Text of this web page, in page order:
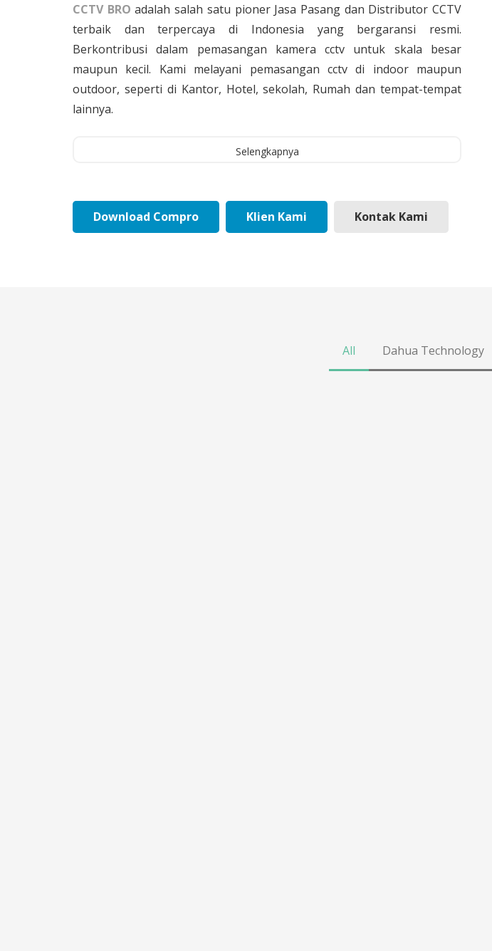
CCTV BRO adalah salah satu pioner Jasa Pasang dan Distributor CCTV
terbaik dan terpercaya di Indonesia yang bergaransi resmi.
Berkontribusi dalam pemasangan kamera cctv untuk skala besar
maupun kecil. Kami melayani pemasangan cctv di indoor maupun
outdoor, seperti di Kantor, Hotel, sekolah, Rumah dan tempat-tempat
lainnya.
Selengkapnya
Download Compro Klien Kami Kontak Kami
All Dahua Technology